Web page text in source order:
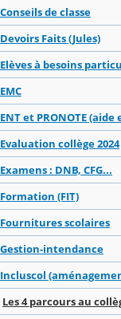
Conseils de classe
Devoirs Faits (Jules)
Elèves à besoins
EMC
ENT et PRONOTE
Evaluation collège 2024
Examens : DNB, CFG...
Formation (FIT)
Fournitures scolaires
Gestion-intendance
Incluscol
Les 4 parcours au